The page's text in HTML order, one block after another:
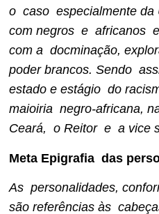
o caso especialmente da
com negros e africanos
com a docminação,
poder brancos. Sendo
estado e estágio do
maioiria negro-africana,
Ceará, o Reitor e a vice
Meta Epigrafia das
As personalidades,
são referências às